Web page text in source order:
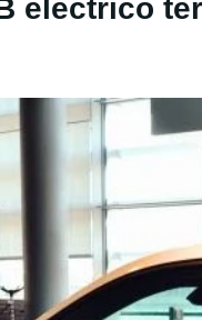
eléctrico